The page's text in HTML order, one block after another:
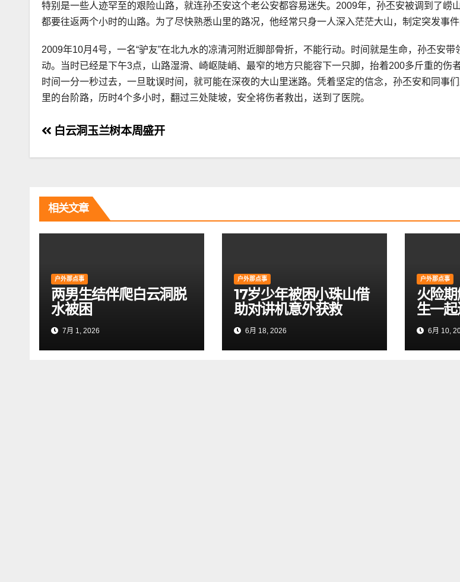
特别是一些人迹罕至的艰险山路，就连孙丕安这个老公安都容易迷失。2009年，孙丕安被调到了崂
都要往返两个小时的山路。为了尽快熟悉山里的路况，他经常只身一人深入茫茫大山，制定突发事件
2009年10月4号，一名“驴友”在北九水的凉清河附近脚部骨折，不能行动。时间就是生命，孙丕安
动。当时已经是下午3点，山路湿滑、崎岖陡峭、最窄的地方只能容下一只脚，抬着200多斤重的伤
时间一分一秒过去，一旦耽误时间，就可能在深夜的大山里迷路。凭着坚定的信念，孙丕安和同事
里的台阶路，历时4个多小时，翻过三处陡坡，安全将伤者救出，送到了医院。
文
章
航
白云洞玉兰树本周盛开
相关文章
户外那点事
两男生结伴爬白云洞脱
水被困
7月 1, 2026
户外那点事
17岁少年被困小珠山借
助对讲机意外获救
6月 18, 2026
户外那点事
火险
生一
6月 10,